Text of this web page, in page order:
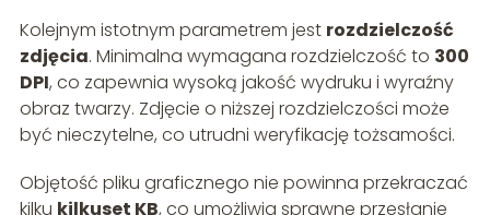
Kolejnym istotnym parametrem jest rozdzielczość
zdjęcia. Minimalna wymagana rozdzielczość to 300
DPI, co zapewnia wysoką jakość wydruku i wyraźny
obraz twarzy. Zdjęcie o niższej rozdzielczości może
być nieczytelne, co utrudni weryfikację tożsamości.
Objętość pliku graficznego nie powinna przekraczać
kilku kilkuset KB, co umożliwia sprawne przesłanie